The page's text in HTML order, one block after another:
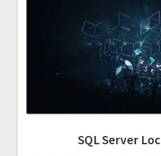
SQL Server